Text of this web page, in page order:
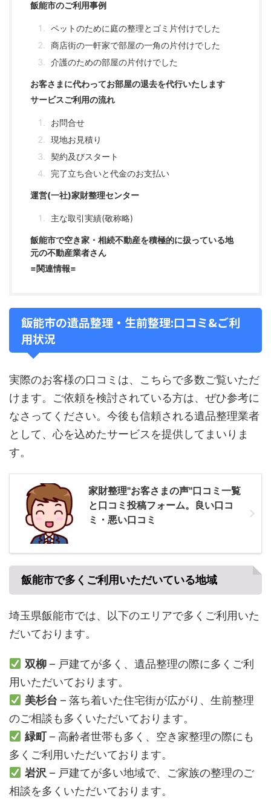
飯能市のご利用事例
ペットのために庭の整理とゴミ片付けでした
商店街の一軒家で部屋の一角の片付けでした
介護のための部屋の片付けでした
お客さまに代わってお部屋の退去を代行いたします
サービスご利用の流れ
お問合せ
現地お見積り
契約及びスタート
完了立ち合いと代金のお支払い
運営(一社)家財整理センター
主な取引実績(敬称略)
飯能市で空き家・相続不動産を積極的に扱っている地
元の不動産業者さん
=関連情報=
飯能市の遺品整理・生前整理:口コミ&ご利
用状況
実際のお客様の口コミは、こちらで多数ご覧いただ
けます。ご依頼を検討されている方は、ぜひ参考に
なさってください。今後も信頼される遺品整理業者
として、心を込めたサービスを提供してまいりま
す。
家財整理"お客さまの声"口コミ一覧
と口コミ投稿フォーム。良い口コ
ミ・悪い口コミ
飯能市で多くご利用いただいている地域
埼玉県飯能市では、以下のエリアで多くご利用いた
だいております。
双柳– 戸建てが多く、遺品整理の際に多くご利
用いただいております。
美杉台 – 落ち着いた住宅街が広がり、生前整理
のご相談も多くいただいております。
緑町– 高齢者世帯も多く、空き家整理の際にも
多くご利用いただいております。
岩沢 – 戸建てが多い地域で、ご家族の整理のご
相談を多くいただいております。